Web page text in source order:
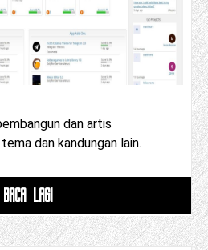
dan artis
dan kandungan lain.
BACA LAGI